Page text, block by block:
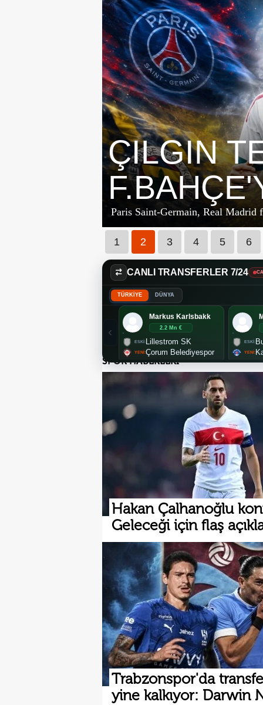
ÇILGIN
Paris Saint-Germain, Real Madrid
1 2 3 4 5 6
CANLI TRANSFERLER 7/24
TÜRKİYE DÜNYA
Markus Karlsbakk
2.2 Mn €
Lillestrom SK
Çorum Belediyespor
SPOR HABERLERİ
Hakan Çalhanoğlu
Geleceği için flaş
Trabzonspor'da
yine kalkıyor: Darwin